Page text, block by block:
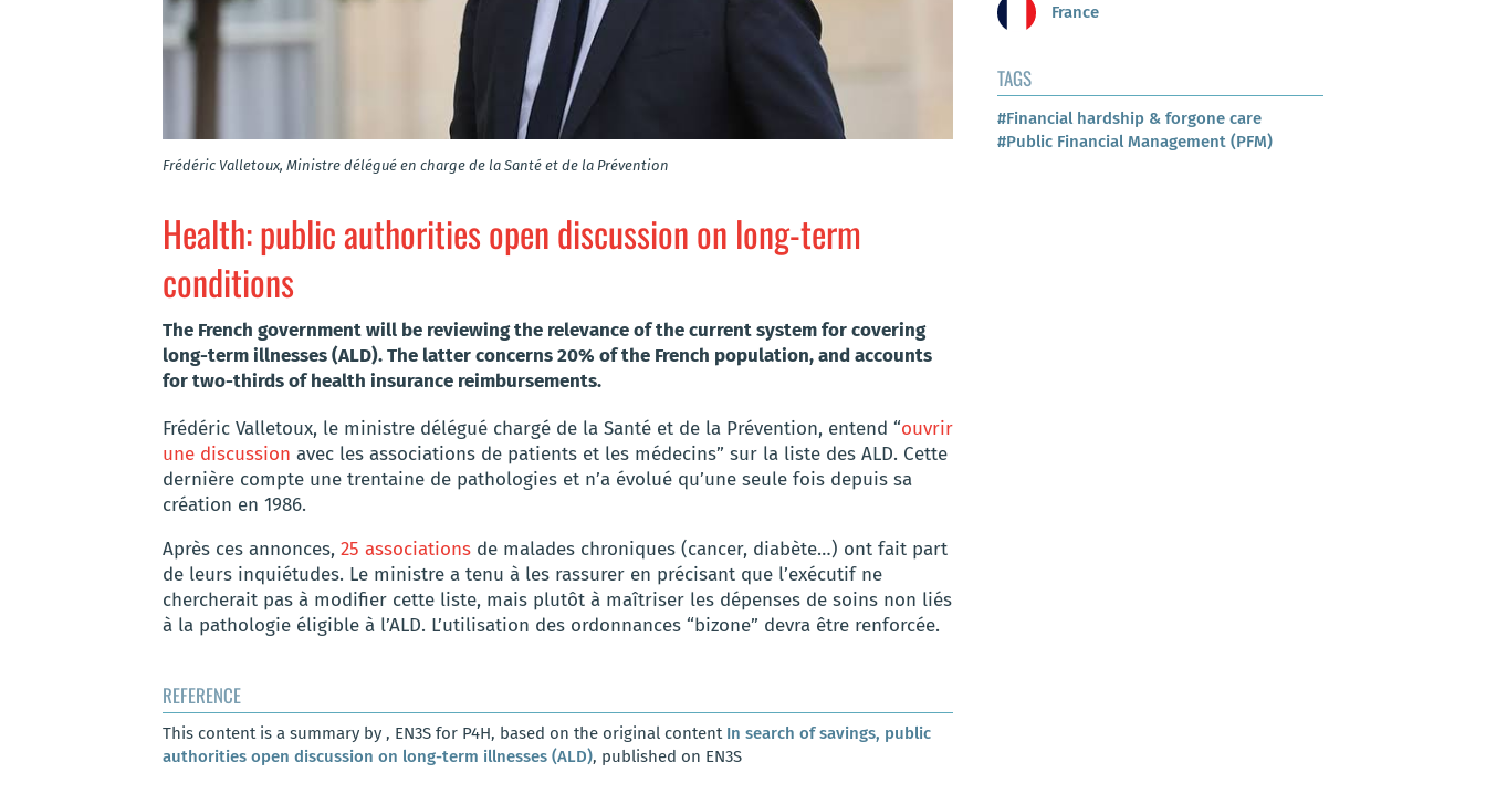
Frédéric Valletoux, Ministre délégué en charge de la Santé et de la Prévention
Health: public authorities open discussion on long-term
conditions
The French government will be reviewing the relevance of the current system for covering
long-term illnesses (ALD). The latter concerns 20% of the French population, and accounts
for two-thirds of health insurance reimbursements.
Frédéric Valletoux, le ministre délégué chargé de la Santé et de la Prévention, entend “ouvrir
une discussion avec les associations de patients et les médecins” sur la liste des ALD. Cette
dernière compte une trentaine de pathologies et n’a évolué qu’une seule fois depuis sa
création en 1986.
Après ces annonces, 25 associations de malades chroniques (cancer, diabète…) ont fait part
de leurs inquiétudes. Le ministre a tenu à les rassurer en précisant que l’exécutif ne
chercherait pas à modifier cette liste, mais plutôt à maîtriser les dépenses de soins non liés
à la pathologie éligible à l’ALD. L’utilisation des ordonnances “bizone” devra être renforcée.
REFERENCE
This content is a summary by , EN3S for P4H, based on the original content In search of savings, public
authorities open discussion on long-term illnesses (ALD), published on EN3S
France
TAGS
#Financial hardship & forgone care
#Public Financial Management (PFM)